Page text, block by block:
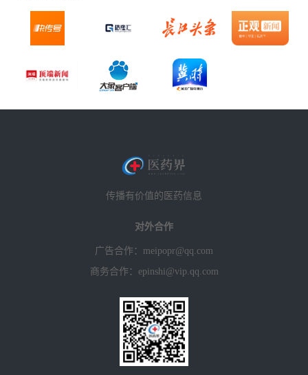
传播有价值的医药信息
对外合作
广告合作：meipopr@qq.com
商务合作：epinshi@vip.qq.com